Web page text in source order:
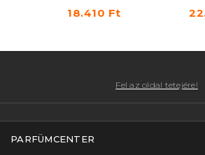
18.410 Ft
Fel az oldal tetejére!
PARFÜMCENTER